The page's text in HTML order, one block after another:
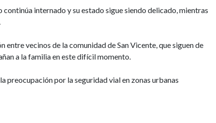
continúa internado y su estado sigue siendo delicado, mientras
entre vecinos de la comunidad de San Vicente, que siguen de
a la familia en este difícil momento.
preocupación por la seguridad vial en zonas urbanas